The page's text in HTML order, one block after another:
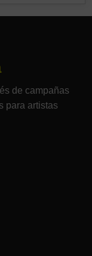
de campañas
para artistas